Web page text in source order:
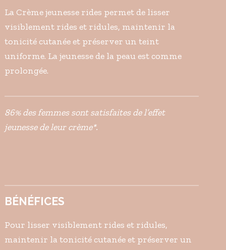
La Crème jeunesse rides permet de lisser
visiblement rides et ridules, maintenir la
tonicité cutanée et préserver un teint
uniforme. La jeunesse de la peau est comme
prolongée.
86% des femmes sont satisfaites de l’effet
jeunesse de leur crème*.
BÉNÉFICES
Pour lisser visiblement rides et ridules,
maintenir la tonicité cutanée et préserver un